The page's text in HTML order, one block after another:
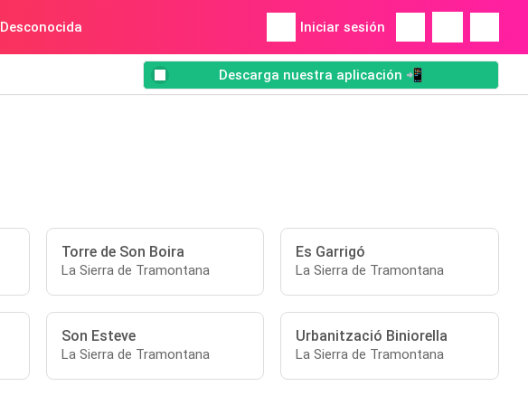
Desconocida Iniciar sesión
Descarga nuestra aplicación 📲
Torre de Son Boira
La Sierra de Tramontana
Es Garrigó
La Sierra de Tramontana
Son Esteve
La Sierra de Tramontana
Urbanització Biniorella
La Sierra de Tramontana